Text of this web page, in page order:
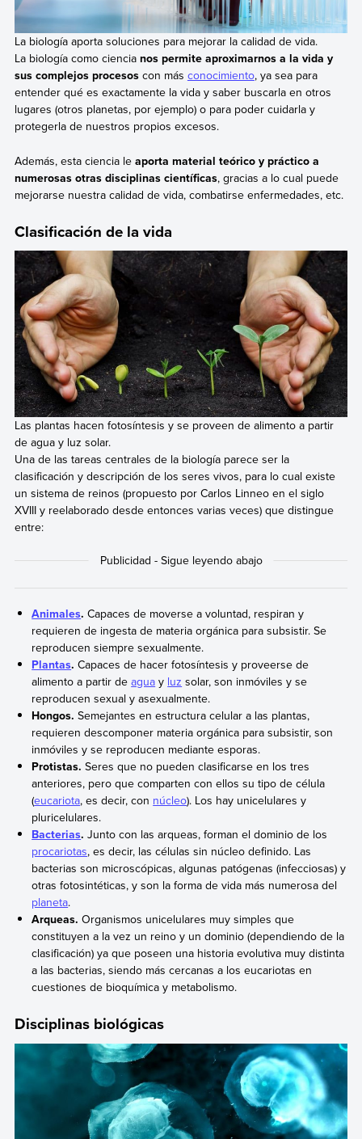
La biología aporta soluciones para mejorar la calidad de vida.
La biología como ciencianos permite aproximarnos a la vida y
sus complejos procesoscon más conocimiento, ya sea para
entender qué es exactamente la vida y saber buscarla en otros
lugares (otros planetas, por ejemplo) o para poder cuidarla y
protegerla de nuestros propios excesos.
Además, esta ciencia le aporta material teórico y práctico a
numerosas otras disciplinas científicas, gracias a lo cual puede
mejorarse nuestra calidad de vida, combatirse enfermedades, etc.
Clasificación de la vida
Las plantas hacen fotosíntesis y se proveen de alimento a partir
de agua y luz solar.
Una de las tareas centrales de la biología parece ser la
clasificación y descripción de los seres vivos, para lo cual existe
un sistema de reinos (propuesto por Carlos Linneo en el siglo
XVIII y reelaborado desde entonces varias veces) que distingue
entre:
Animales. Capaces de moverse a voluntad, respiran y
requieren de ingesta de materia orgánica para subsistir. Se
reproducen siempre sexualmente.
Plantas. Capaces de hacer fotosíntesis y proveerse de
alimento a partir deagua y luz solar, son inmóviles y se
reproducen sexual y asexualmente.
Hongos.Semejantes en estructura celular a las plantas,
requieren descomponer materia orgánica para subsistir, son
inmóviles y se reproducen mediante esporas.
Protistas. Seres que no pueden clasificarse en los tres
anteriores, pero que comparten con ellos su tipo de célula
(eucariota, es decir, con núcleo). Los hay unicelulares y
pluricelulares.
Bacterias. Junto con las arqueas, forman el dominio de los
procariotas, es decir, las células sin núcleo definido. Las
bacterias son microscópicas, algunas patógenas (infecciosas) y
otras fotosintéticas, y son la forma de vida más numerosa del
planeta.
Arqueas.Organismos unicelulares muy simples que
constituyen a la vez un reino y un dominio (dependiendo de la
clasificación) ya que poseen una historia evolutiva muy distinta
a las bacterias, siendo más cercanas a los eucariotas en
cuestiones de bioquímica y metabolismo.
Disciplinas biológicas